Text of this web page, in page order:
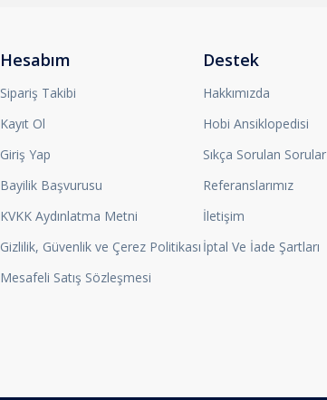
Hesabım
Sipariş Takibi
Kayıt Ol
Giriş Yap
Bayilik Başvurusu
KVKK Aydınlatma Metni
Gizlilik, Güvenlik ve Çerez Politikası
Mesafeli Satış Sözleşmesi
Destek
Hakkımızda
Hobi Ansiklopedisi
Sıkça Sorulan Sorular
Referanslarımız
İletişim
İptal Ve İade Şartları